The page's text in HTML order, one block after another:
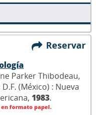
Reservar
Parker Thibodeau,
(México) : Nueva
1983.
formato papel.